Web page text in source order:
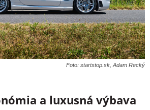
Foto: startstop.sk, Adam Recký
a luxusná výbava